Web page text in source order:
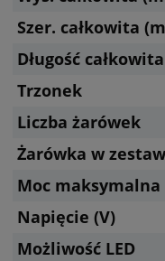
Szer. całkowita
Długość
Trzonek
Liczba żarówek
Żarówka w
Moc maksymalna
Napięcie (V)
Możliwość LED